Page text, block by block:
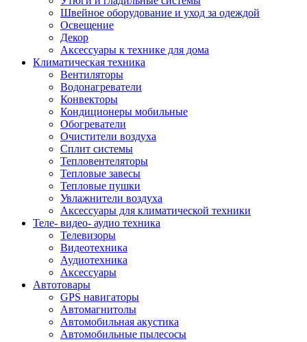
Швейное оборудование и уход за одеждой
Освещение
Декор
Аксессуары к технике для дома
Климатическая техника
Вентиляторы
Водонагреватели
Конвекторы
Кондиционеры мобильные
Обогреватели
Очистители воздуха
Сплит системы
Тепловентеляторы
Тепловые завесы
Тепловые пушки
Увлажнители воздуха
Аксессуары для климатической техники
Теле- видео- аудио техника
Телевизоры
Видеотехника
Аудиотехника
Аксессуары
Автотовары
GPS навигаторы
Автомагнитолы
Автомобильная акустика
Автомобильные пылесосы